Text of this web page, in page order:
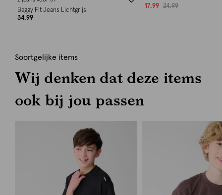
Baggy Fit Jeans Lichtgrijs
34.99
17.99
24.99
Soortgelijke items
Wij denken dat deze items
ook bij jou passen